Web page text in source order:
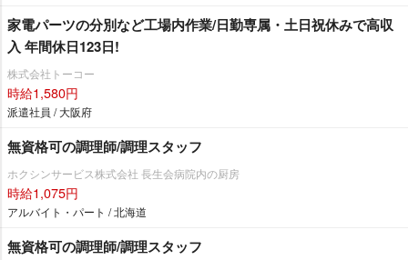
家電パーツの分別など工場内作業/日勤専属・土日祝休みで高収
入 年間休日123日!
株式会社トーコー
時給1,580円
派遣社員 / 大阪府
無資格可の調理師/調理スタッフ
ホクシンサービス株式会社 長生会病院内の厨房
時給1,075円
アルバイト・パート / 北海道
無資格可の調理師/調理スタッフ